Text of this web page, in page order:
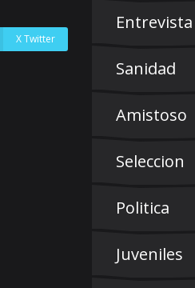
X Twitter
Entrevista
Sanidad
Amistoso
Seleccion
Politica
Juveniles